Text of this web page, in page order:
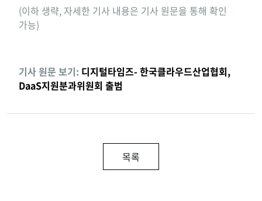
(이하 생략, 자세한 기사 내용은 기사 원문을 통해 확인
가능)
기사 원문 보기: 디지털타임즈- 한국클라우드산업협회,
DaaS지원분과위원회 출범
목록